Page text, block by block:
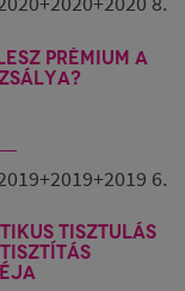
NEM "wellness"
tálkában,
- a növények
is működni
prémium a
6.
tisztulás